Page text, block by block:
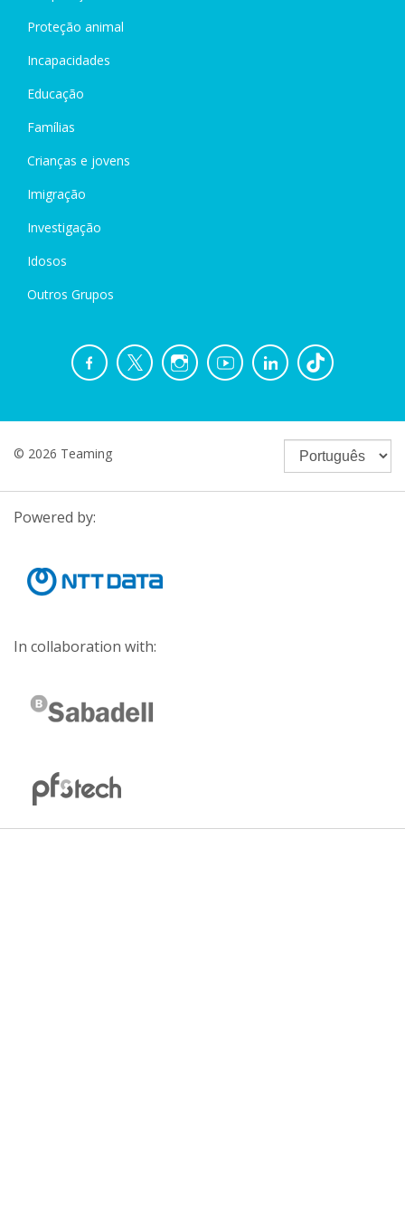
Proteção animal
Incapacidades
Educação
Famílias
Crianças e jovens
Imigração
Investigação
Idosos
Outros Grupos
© 2026 Teaming
Powered by:
In collaboration with: